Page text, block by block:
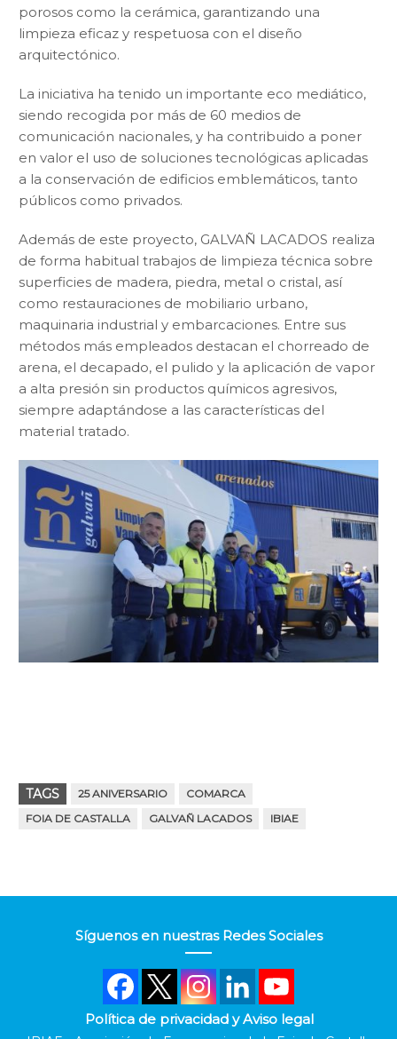
porosos como la cerámica, garantizando una
limpieza eficaz y respetuosa con el diseño
arquitectónico.
La iniciativa ha tenido un importante eco mediático,
siendo recogida por más de 60 medios de
comunicación nacionales, y ha contribuido a poner
en valor el uso de soluciones tecnológicas aplicadas
a la conservación de edificios emblemáticos, tanto
públicos como privados.
Además de este proyecto, GALVAÑ LACADOS realiza
de forma habitual trabajos de limpieza técnica sobre
superficies de madera, piedra, metal o cristal, así
como restauraciones de mobiliario urbano,
maquinaria industrial y embarcaciones. Entre sus
métodos más empleados destacan el chorreado de
arena, el decapado, el pulido y la aplicación de vapor
a alta presión sin productos químicos agresivos,
siempre adaptándose a las características del
material tratado.
TAGS 25 ANIVERSARIO
COMARCA
FOIA DE CASTALLA
GALVAÑ LACADOS IBIAE
Síguenos en nuestras Redes Sociales
Política de privacidad y Aviso legal